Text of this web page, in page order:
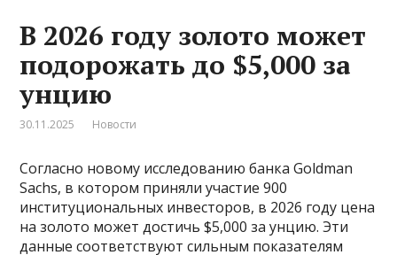
В 2026 году золото может
подорожать до $5,000 за
унцию
30.11.2025 Новости
Согласно новому исследованию банка Goldman
Sachs, в котором приняли участие 900
институциональных инвесторов, в 2026 году цена
на золото может достичь $5,000 за унцию. Эти
данные соответствуют сильным показателям